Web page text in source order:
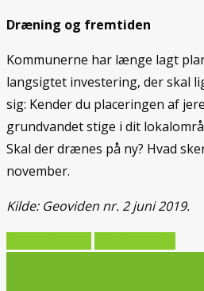
Dræning og fremtiden
Kommunerne har længe lagt
langsigtet investering, der skal
sig: Kender du placeringen af
grundvandet stige i dit
Skal der drænes på ny? Hvad
november.
Kilde: Geoviden nr. 2 juni 2019.